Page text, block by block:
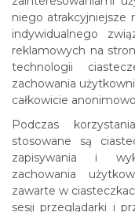
niego atrakcyjniejsze
indywidualnego
reklamowych na
technologii
zachowania
całkowicie
Podczas
stosowane są
zapisywania i
zachowania
zawarte w
sesji przeglądarki i